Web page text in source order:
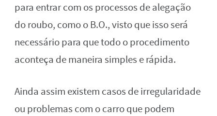
para entrar com os processos de alegação
do roubo, como o B.O., visto que isso será
necessário para que todo o procedimento
aconteça de maneira simples e rápida.
Ainda assim existem casos de irregularidade
ou problemas com o carro que podem